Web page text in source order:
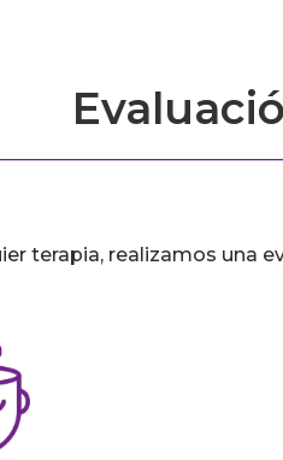
terapia, realizamos una